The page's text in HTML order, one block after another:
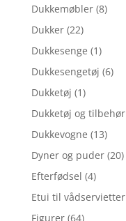
Dukkemøbler (8)
Dukker (22)
Dukkesenge (1)
Dukkesengetøj (6)
Dukketøj (1)
Dukketøj og tilbehør
Dukkevogne (13)
Dyner og puder (20)
Efterfødsel (4)
Etui til vådservietter
Figurer (64)